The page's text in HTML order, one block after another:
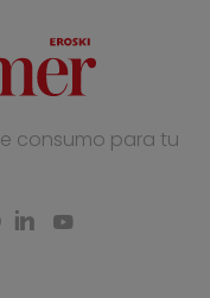
consumo para tu